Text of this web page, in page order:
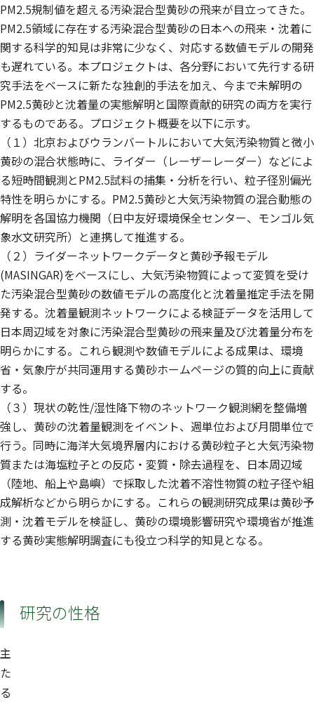
PM2.5規制値を超える汚染混合型黄砂の飛来が目立ってきた。
PM2.5領域に存在する汚染混合型黄砂の日本への飛来・沈着に
関する科学的知見は非常に少なく、対応する数値モデルの開発
も遅れている。本プロジェクトは、各分野において先行する研
究手法をベースに新たな独創的手法を加え、今まで未解明の
PM2.5黄砂と沈着量の実態解明と国際貢献的研究の両方を実行
するものである。プロジェクト概要を以下に示す。
（１）北京およびウランバートルにおいて大気汚染物質と微小
黄砂の混合状態時に、ライダー（レーザーレーダー）などによ
る短時間観測とPM2.5試料の捕集・分析を行い、粒子径別偏光
特性を明らかにする。PM2.5黄砂と大気汚染物質の混合動態の
解明を各国協力機関（日中友好環境保全センター、モンゴル気
象水文研究所）と連携して推進する。
（２）ライダーネットワークデータと黄砂予報モデル
(MASINGAR)をベースにし、大気汚染物質によって変質を受け
た汚染混合型黄砂の数値モデルの高度化と沈着量推定手法を開
発する。沈着量観測ネットワークによる検証データを活用して
日本周辺域を対象に汚染混合型黄砂の飛来量及び沈着量分布を
明らかにする。これら観測や数値モデルによる成果は、環境
省・気象庁が共同運用する黄砂ホームページの質的向上に貢献
する。
（３）現状の乾性/湿性降下物のネットワーク観測網を整備増
強し、黄砂の沈着量観測をイベント、週単位および月間単位で
行う。同時に海洋大気境界層内における黄砂粒子と大気汚染物
質または海塩粒子との反応・変質・除去過程を、日本周辺域
（陸地、船上や島嶼）で採取した沈着不溶性物質の粒子径や組
成解析などから明らかにする。これらの観測研究成果は黄砂予
測・沈着モデルを検証し、黄砂の環境影響研究や環境省が推進
する黄砂実態解明調査にも役立つ科学的知見となる。
研究の性格
主
た
る